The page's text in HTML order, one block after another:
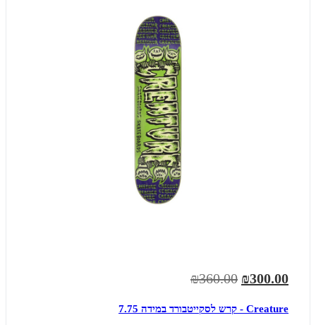
₪300.00
₪360.00
Creature - קרש לסקייטבורד במידה 7.75